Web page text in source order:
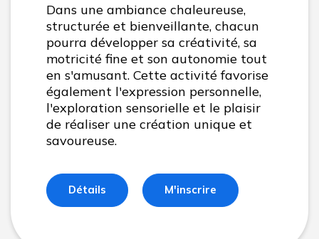
Dans une ambiance chaleureuse,
structurée et bienveillante, chacun
pourra développer sa créativité, sa
motricité fine et son autonomie tout
en s'amusant. Cette activité favorise
également l'expression personnelle,
l'exploration sensorielle et le plaisir
de réaliser une création unique et
savoureuse.
Détails M'inscrire